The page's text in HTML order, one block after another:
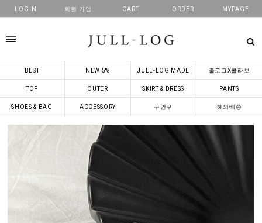
LOGIN 회원 가입 CART ORDER MYPAGE
BEST NEW 5% JULL-LOG MADE 줄로그X콜라보
TOP OUTER SKIRT & DRESS PANTS
SHOES & BAG ACCESSORY 꾸안꾸 해외배송